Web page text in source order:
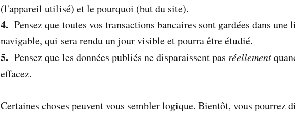
(l'appareil utilisé) et le pourquoi (but du site).
4. Pensez que toutes vos transactions bancaires sont gardées dans une
navigable, qui sera rendu un jour visible et pourra être étudié.
5. Pensez que les données publiés ne disparaissent pas réellement
effacez.
Certaines choses peuvent vous sembler logique. Bientôt, vous pourrez